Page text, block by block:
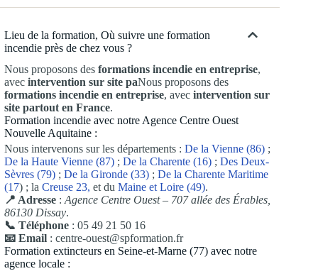
Lieu de la formation, Où suivre une formation
incendie près de chez vous ?
Nous proposons des formations incendie en entreprise,
avec intervention sur site paNous proposons des
formations incendie en entreprise, avec intervention sur
site partout en France.
Formation incendie avec notre Agence Centre Ouest
Nouvelle Aquitaine :
Nous intervenons sur les départements : De la Vienne (86) ;
De la Haute Vienne (87) ; De la Charente (16) ; Des Deux-
Sèvres (79) ; De la Gironde (33) ; De la Charente Maritime
(17) ; la Creuse 23, et du Maine et Loire (49).
📍 Adresse : Agence Centre Ouest – 707 allée des Érables,
86130 Dissay.
📞 Téléphone : 05 49 21 50 16
📧 Email : centre-ouest@spformation.fr
Formation extincteurs en Seine-et-Marne (77) avec notre
agence locale :